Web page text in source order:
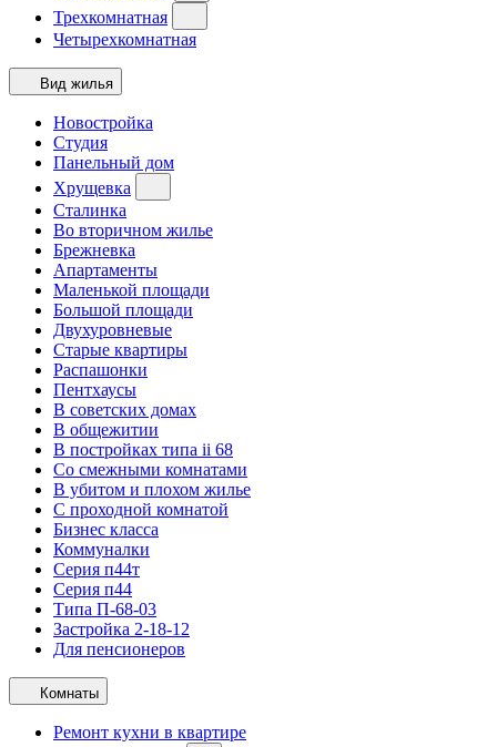
Трехкомнатная
Четырехкомнатная
Вид жилья
Новостройка
Студия
Панельный дом
Хрущевка
Сталинка
Во вторичном жилье
Брежневка
Апартаменты
Маленькой площади
Большой площади
Двухуровневые
Старые квартиры
Распашонки
Пентхаусы
В советских домах
В общежитии
В постройках типа ii 68
Со смежными комнатами
В убитом и плохом жилье
С проходной комнатой
Бизнес класса
Коммуналки
Серия п44т
Серия п44
Типа П-68-03
Застройка 2-18-12
Для пенсионеров
Комнаты
Ремонт кухни в квартире